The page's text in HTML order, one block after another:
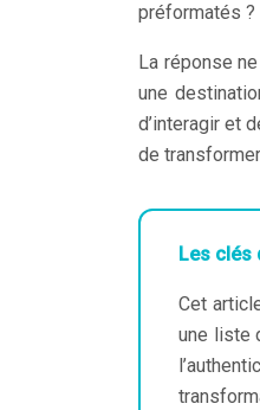
préformatés ?
La réponse
une
d’interagir et
de
Les clés
Cet
une liste